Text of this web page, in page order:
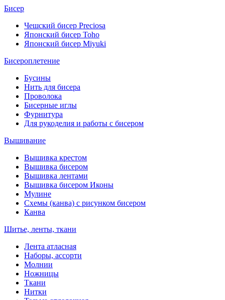
Бисер
Чешский бисер Preciosa
Японский бисер Toho
Японский бисер Miyuki
Бисероплетение
Бусины
Нить для бисера
Проволока
Бисерные иглы
Фурнитура
Для рукоделия и работы с бисером
Вышивание
Вышивка крестом
Вышивка бисером
Вышивка лентами
Вышивка бисером Иконы
Мулине
Схемы (канва) с рисунком бисером
Канва
Шитье, ленты, ткани
Лента атласная
Наборы, ассорти
Молнии
Ножницы
Ткани
Нитки